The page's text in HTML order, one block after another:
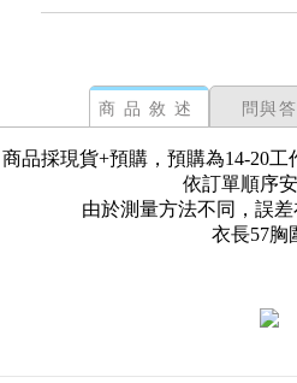
商品敘述 問與答